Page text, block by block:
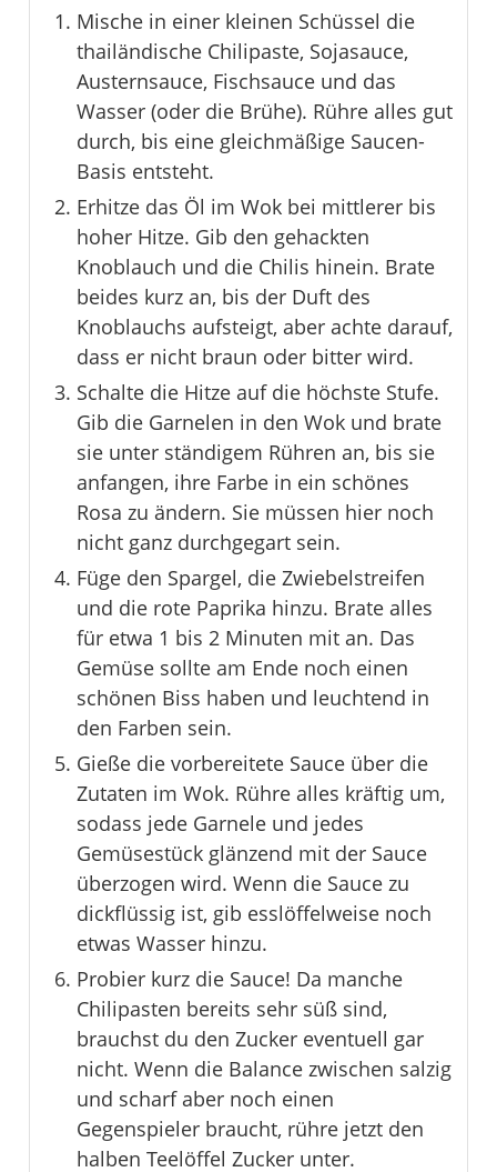
Mische in einer kleinen Schüssel die
thailändische Chilipaste, Sojasauce,
Austernsauce, Fischsauce und das
Wasser (oder die Brühe). Rühre alles gut
durch, bis eine gleichmäßige Saucen-
Basis entsteht.
Erhitze das Öl im Wok bei mittlerer bis
hoher Hitze. Gib den gehackten
Knoblauch und die Chilis hinein. Brate
beides kurz an, bis der Duft des
Knoblauchs aufsteigt, aber achte darauf,
dass er nicht braun oder bitter wird.
Schalte die Hitze auf die höchste Stufe.
Gib die Garnelen in den Wok und brate
sie unter ständigem Rühren an, bis sie
anfangen, ihre Farbe in ein schönes
Rosa zu ändern. Sie müssen hier noch
nicht ganz durchgegart sein.
Füge den Spargel, die Zwiebelstreifen
und die rote Paprika hinzu. Brate alles
für etwa 1 bis 2 Minuten mit an. Das
Gemüse sollte am Ende noch einen
schönen Biss haben und leuchtend in
den Farben sein.
Gieße die vorbereitete Sauce über die
Zutaten im Wok. Rühre alles kräftig um,
sodass jede Garnele und jedes
Gemüsestück glänzend mit der Sauce
überzogen wird. Wenn die Sauce zu
dickflüssig ist, gib esslöffelweise noch
etwas Wasser hinzu.
Probier kurz die Sauce! Da manche
Chilipasten bereits sehr süß sind,
brauchst du den Zucker eventuell gar
nicht. Wenn die Balance zwischen salzig
und scharf aber noch einen
Gegenspieler braucht, rühre jetzt den
halben Teelöffel Zucker unter.